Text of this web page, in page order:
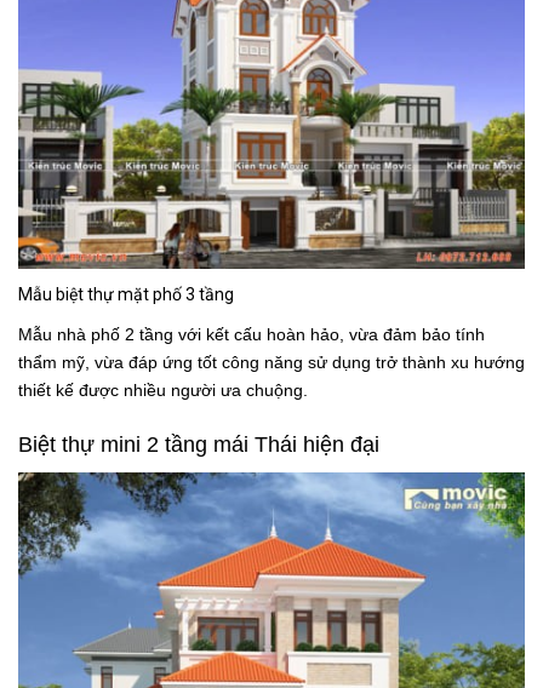
Mẫu biệt thự mặt phố 3 tầng
Mẫu nhà phố 2 tầng với kết cấu hoàn hảo, vừa đảm bảo tính
thẩm mỹ, vừa đáp ứng tốt công năng sử dụng trở thành xu hướng
thiết kế được nhiều người ưa chuộng.
Biệt thự mini 2 tầng mái Thái hiện đại